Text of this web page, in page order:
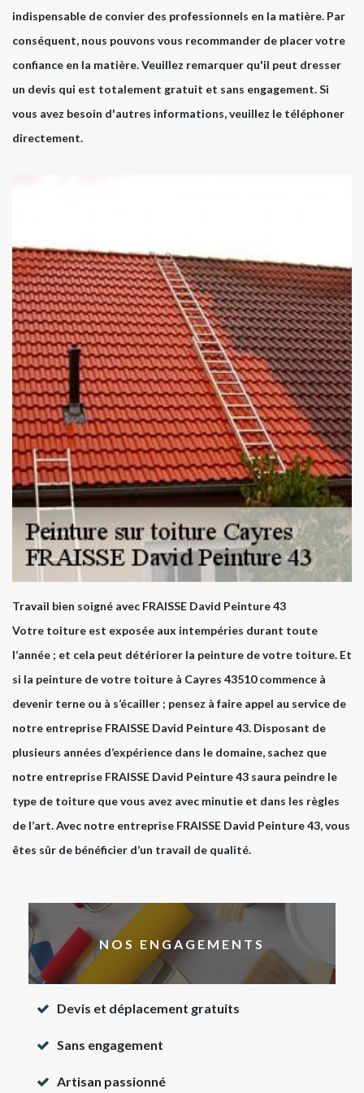
indispensable de convier des professionnels en la matière. Par
conséquent, nous pouvons vous recommander de placer votre
confiance en la matière. Veuillez remarquer qu'il peut dresser
un devis qui est totalement gratuit et sans engagement. Si
vous avez besoin d'autres informations, veuillez le téléphoner
directement.
Travail bien soigné avec FRAISSE David Peinture 43
Votre toiture est exposée aux intempéries durant toute
l’année ; et cela peut détériorer la peinture de votre toiture. Et
si la peinture de votre toiture à Cayres 43510 commence à
devenir terne ou à s’écailler ; pensez à faire appel au service de
notre entreprise FRAISSE David Peinture 43. Disposant de
plusieurs années d’expérience dans le domaine, sachez que
notre entreprise FRAISSE David Peinture 43 saura peindre le
type de toiture que vous avez avec minutie et dans les règles
de l’art. Avec notre entreprise FRAISSE David Peinture 43, vous
êtes sûr de bénéficier d’un travail de qualité.
NOS ENGAGEMENTS
Devis et déplacement gratuits
Sans engagement
Artisan passionné